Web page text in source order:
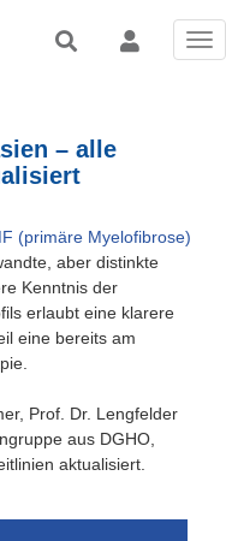
– alle
(primäre Myelofibrose)
aber distinkte
Kenntnis der
erlaubt eine klarere
eine bereits am
Prof. Dr. Lengfelder
aus DGHO,
aktualisiert.